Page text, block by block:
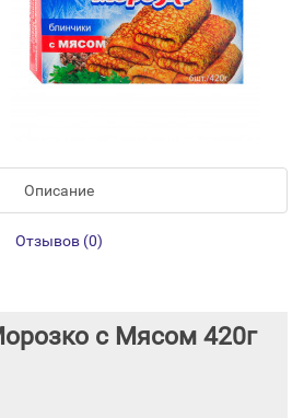
Описание
Отзывов (0)
с Мясом 420г